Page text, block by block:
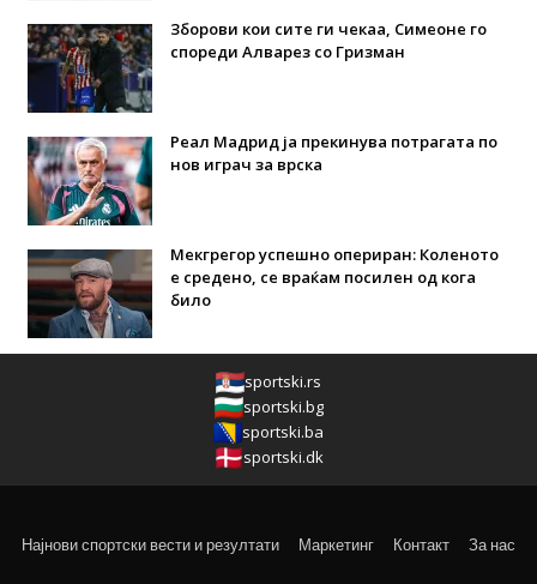
Зборови кои сите ги чекаа, Симеоне го
спореди Алварез со Гризман
Реал Мадрид ја прекинува потрагата по
нов играч за врска
Мекгрегор успешно опериран: Коленото
е средено, се враќам посилен од кога
било
sportski.rs
sportski.bg
sportski.ba
sportski.dk
Најнови спортски вести и резултати Маркетинг Контакт За нас